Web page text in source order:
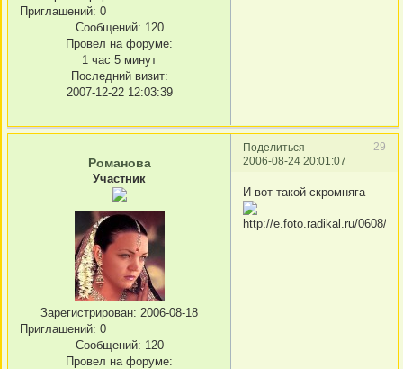
Приглашений: 0
Сообщений: 120
Провел на форуме:
1 час 5 минут
Последний визит:
2007-12-22 12:03:39
Поделиться
29
2006-08-24 20:01:07
Романова
Участник
Зарегистрирован: 2006-08-18
Приглашений: 0
Сообщений: 120
Провел на форуме:
И вот такой скромняга